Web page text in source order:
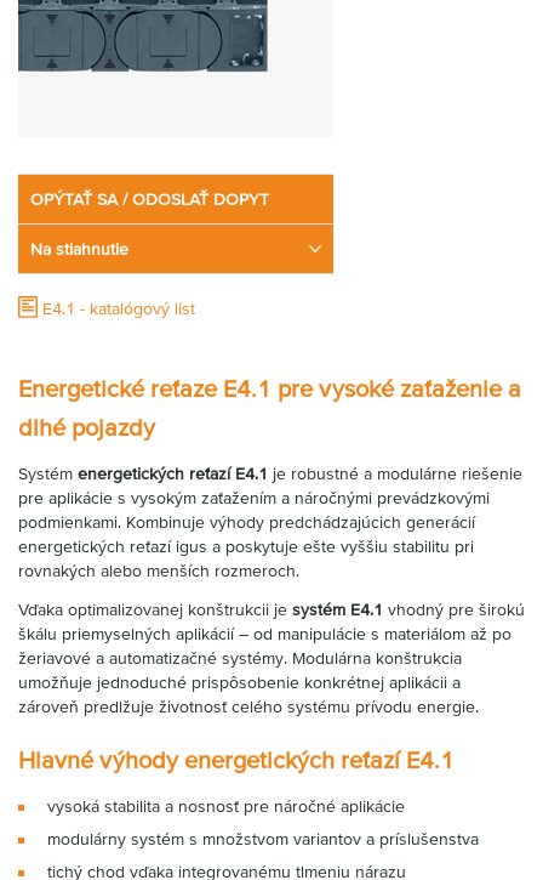
OPÝTAŤ SA / ODOSLAŤ DOPYT
Na stiahnutie
E4.1 - katalógový list
Energetické reťaze E4.1 pre vysoké zaťaženie a
dlhé pojazdy
Systém energetických reťazí E4.1 je robustné a modulárne riešenie
pre aplikácie s vysokým zaťažením a náročnými prevádzkovými
podmienkami. Kombinuje výhody predchádzajúcich generácií
energetických reťazí igus a poskytuje ešte vyššiu stabilitu pri
rovnakých alebo menších rozmeroch.
Vďaka optimalizovanej konštrukcii je systém E4.1 vhodný pre širokú
škálu priemyselných aplikácií – od manipulácie s materiálom až po
žeriavové a automatizačné systémy. Modulárna konštrukcia
umožňuje jednoduché prispôsobenie konkrétnej aplikácii a
zároveň predlžuje životnosť celého systému prívodu energie.
Hlavné výhody energetických reťazí E4.1
vysoká stabilita a nosnosť pre náročné aplikácie
modulárny systém s množstvom variantov a príslušenstva
tichý chod vďaka integrovanému tlmeniu nárazu